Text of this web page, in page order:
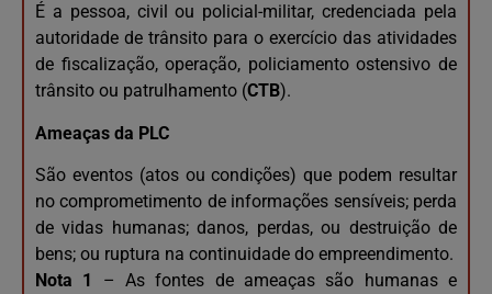
É a pessoa, civil ou policial-militar, credenciada pela
autoridade de trânsito para o exercício das atividades
de fiscalização, operação, policiamento ostensivo de
trânsito ou patrulhamento (CTB).
Ameaças da PLC
São eventos (atos ou condições) que podem resultar
no comprometimento de informações sensíveis; perda
de vidas humanas; danos, perdas, ou destruição de
bens; ou ruptura na continuidade do empreendimento.
Nota 1
– As fontes de ameaças são humanas e